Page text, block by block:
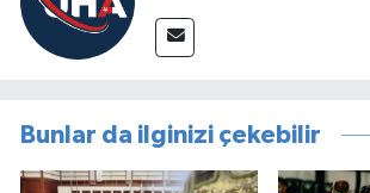
Bunlar da ilginizi çekebilir